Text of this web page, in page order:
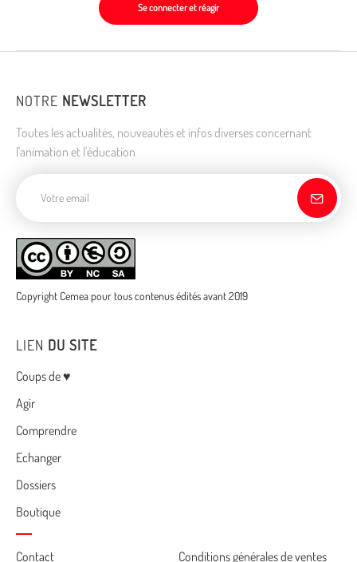
Se connecter et réagir
NOTRE NEWSLETTER
Toutes les actualités, nouveautés et infos diverses concernant
l'animation et l'éducation
Copyright Cemea pour tous contenus édités avant 2019
LIEN DU SITE
Menu
Coups de ♥
Agir
Comprendre
Echanger
Dossiers
Boutique
Contact
Conditions générales de ventes